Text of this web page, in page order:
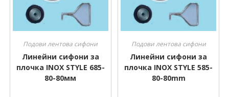
Подови лентова сифони
Линейни сифони за
плочка INOX STYLE 685-
80-80мм
Подови лентова сифони
Линейни сифони за
плочка INOX STYLE 585-
80-80mm